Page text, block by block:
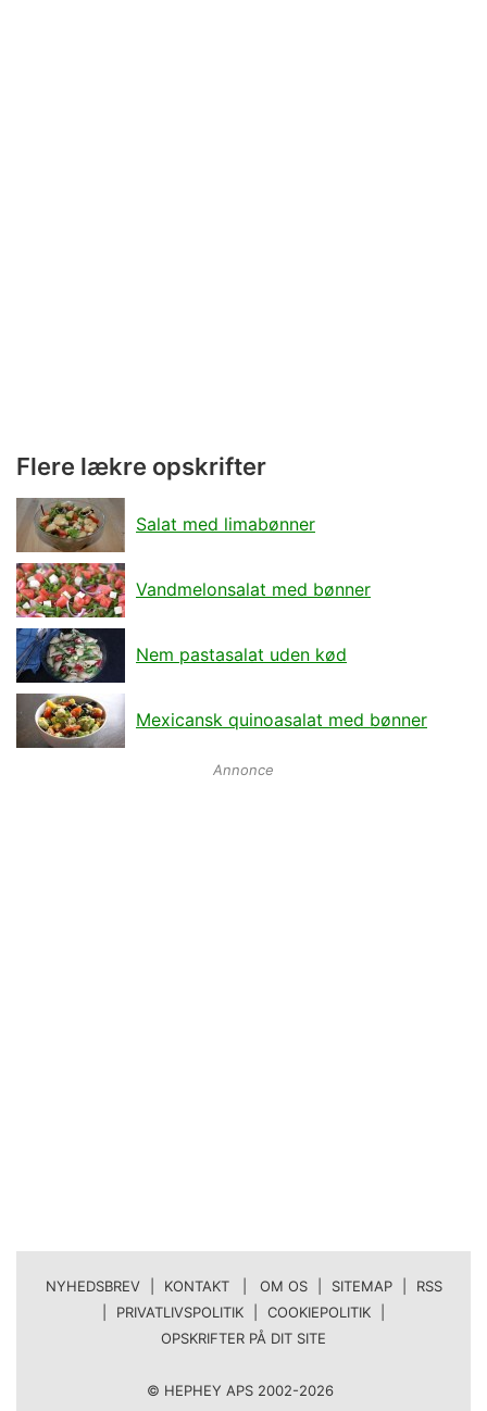
Flere lækre opskrifter
Salat med limabønner
Vandmelonsalat med bønner
Nem pastasalat uden kød
Mexicansk quinoasalat med bønner
Annonce
NYHEDSBREV KONTAKT | OM OS SITEMAP
RSS
PRIVATLIVSPOLITIK COOKIEPOLITIK
OPSKRIFTER PÅ DIT SITE
© HEPHEY APS 2002-2026